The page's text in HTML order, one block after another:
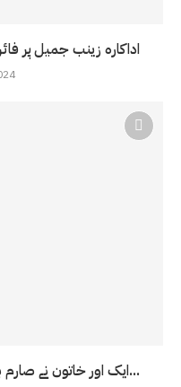
اداکارہ زینب جمیل پر
ایک اور خاتون نے صارم برنی پر بچوں کی سمگلنگ کا الزام...